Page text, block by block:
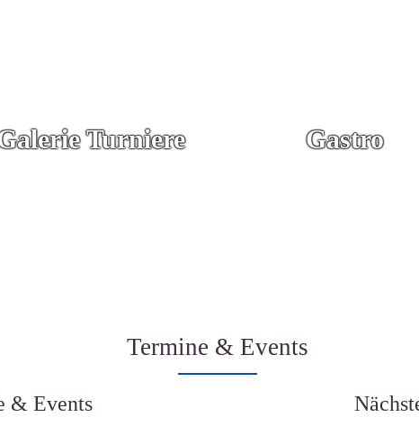
Turniere Gastro
Termine & Events
& Events